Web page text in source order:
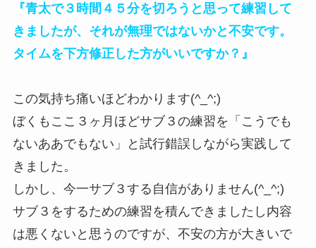
『青太で３時間４５分を切ろうと思って練習して
きましたが、それが無理ではないかと不安です。
タイムを下方修正した方がいいですか？』
この気持ち痛いほどわかります(^_^;)
ぼくもここ３ヶ月ほどサブ３の練習を「こうでも
ないああでもない」と試行錯誤しながら実践して
きました。
しかし、今一サブ３する自信がありません(^_^;)
サブ３をするための練習を積んできましたし内容
は悪くないと思うのですが、不安の方が大きいで